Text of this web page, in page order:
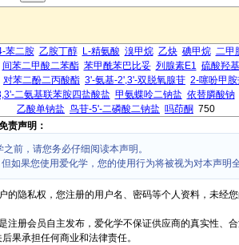
苯二胺 乙胺丁醇 L-精氨酸 溴甲烷 乙炔 碘甲烷 二甲
间苯二甲酸二苯酯 苯甲酰苯巴比妥 列腺素E1 硫酸羟
对苯二酚二丙酸酯 3'-氨基-2',3'-双脱氧腺苷 2-噻吩甲胺
二氨基联苯胺四盐酸盐 甲氨蝶呤二钠盐 依替膦酸钠
乙酸单钠盐 鸟苷-5'-二磷酸二钠盐 吗茚酮 750
责声明：
前，请您务必仔细阅读本声明。
如果您使用爱化学，您的使用行为将被视为对本声明
的隐私权，您注册的用户名、密码等个人资料，未经
注册会员自主发布，爱化学不保证供应商的真实性、
果承担任何商业和法律责任。